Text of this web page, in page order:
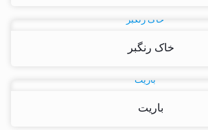
خاک رنگبر
باریت